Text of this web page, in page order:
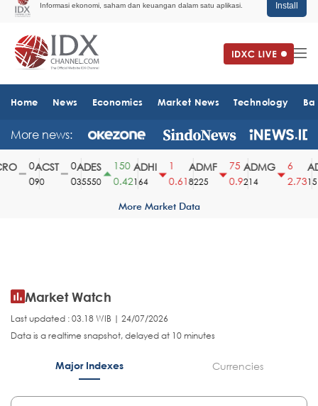
Informasi ekonomi, saham dan keuangan dalam satu aplikasi. Install
Home News Economics Market News Technology
More news:
ACST
90
ADES
35550
150
0.42
ADHI
164
0.61
ADMF
8225
75
0.9
ADMG
214
2.731510
More Market Data
Market Watch
Last updated : 03.18 WIB | 24/07/2026
Data is a realtime snapshot, delayed at 10 minutes
Major Indexes Currencies